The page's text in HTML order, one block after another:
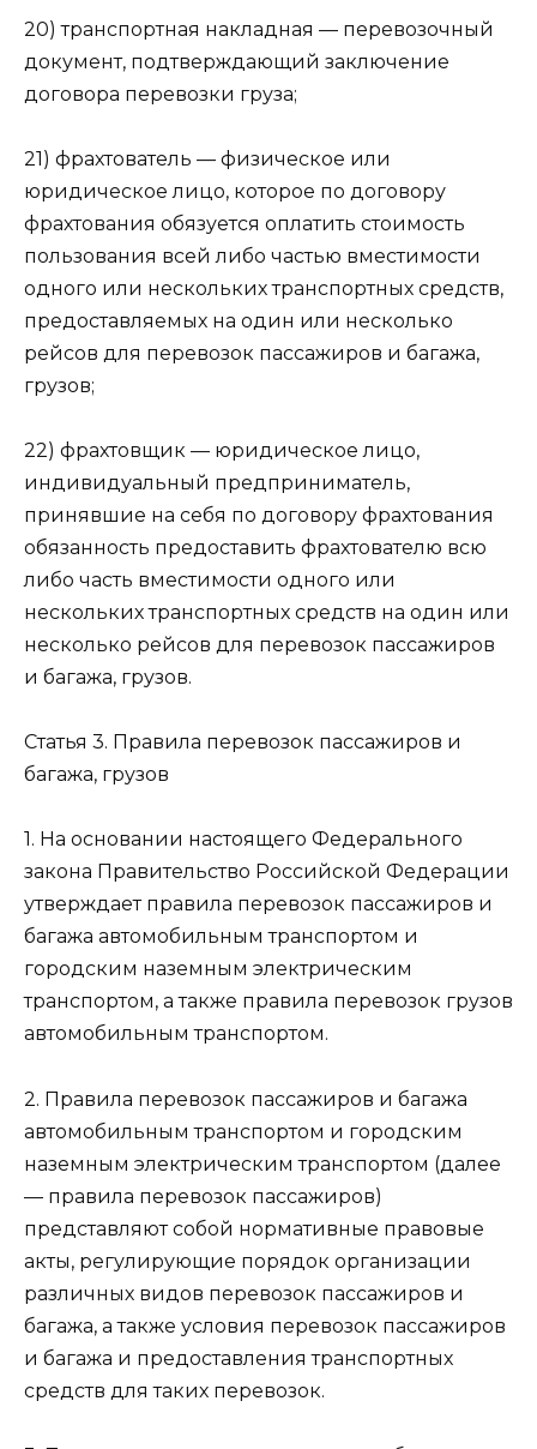
20) транспортная накладная — перевозочный
документ, подтверждающий заключение
договора перевозки груза;
21) фрахтователь — физическое или
юридическое лицо, которое по договору
фрахтования обязуется оплатить стоимость
пользования всей либо частью вместимости
одного или нескольких транспортных средств,
предоставляемых на один или несколько
рейсов для перевозок пассажиров и багажа,
грузов;
22) фрахтовщик — юридическое лицо,
индивидуальный предприниматель,
принявшие на себя по договору фрахтования
обязанность предоставить фрахтователю всю
либо часть вместимости одного или
нескольких транспортных средств на один или
несколько рейсов для перевозок пассажиров
и багажа, грузов.
Статья 3. Правила перевозок пассажиров и
багажа, грузов
1. На основании настоящего Федерального
закона Правительство Российской Федерации
утверждает правила перевозок пассажиров и
багажа автомобильным транспортом и
городским наземным электрическим
транспортом, а также правила перевозок грузов
автомобильным транспортом.
2. Правила перевозок пассажиров и багажа
автомобильным транспортом и городским
наземным электрическим транспортом (далее
— правила перевозок пассажиров)
представляют собой нормативные правовые
акты, регулирующие порядок организации
различных видов перевозок пассажиров и
багажа, а также условия перевозок пассажиров
и багажа и предоставления транспортных
средств для таких перевозок.